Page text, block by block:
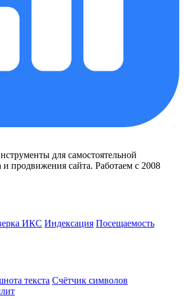
для самостоятельной
и продвижения сайта. Работаем с 2008
ИКС Индексация Посещаемость
текста Счётчик символов